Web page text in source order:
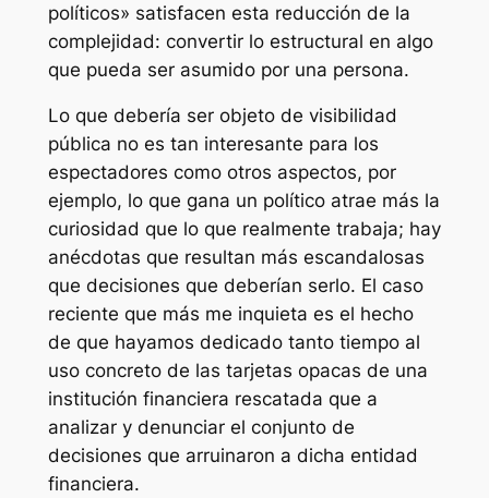
políticos» satisfacen esta reducción de la
complejidad: convertir lo estructural en algo
que pueda ser asumido por una persona.
Lo que debería ser objeto de visibilidad
pública no es tan interesante para los
espectadores como otros aspectos, por
ejemplo, lo que gana un político atrae más la
curiosidad que lo que realmente trabaja; hay
anécdotas que resultan más escandalosas
que decisiones que deberían serlo. El caso
reciente que más me inquieta es el hecho
de que hayamos dedicado tanto tiempo al
uso concreto de las tarjetas opacas de una
institución financiera rescatada que a
analizar y denunciar el conjunto de
decisiones que arruinaron a dicha entidad
financiera.